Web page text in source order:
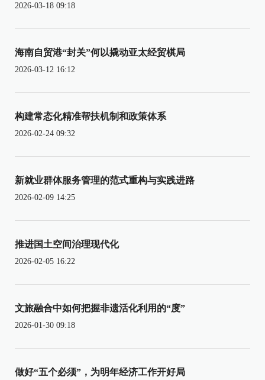
2026-03-18 09:18
海南自贸港“封关”何以撬动亚太经贸棋局
2026-03-12 16:12
构建常态化精准帮扶机制和政策体系
2026-02-24 09:32
新就业群体服务管理的范式重构与实践进路
2026-02-09 14:25
推进国土空间治理现代化
2026-02-05 16:22
文旅融合中如何把握非遗活化利用的“度”
2026-01-30 09:18
做好“五个必须”，为明年经济工作开好局